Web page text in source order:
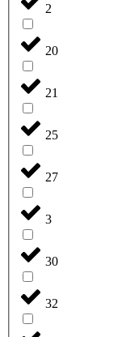
2
20
21
25
27
3
30
32